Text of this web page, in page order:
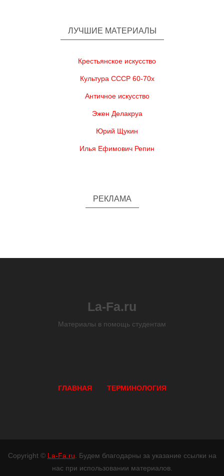
ЛУЧШИЕ МАТЕРИАЛЫ
Крестьянское искусство
Культура СССР 60-70х
Античное искусство
Эжен Делакруа
Юрий Щукин
Илья Ефимович Репин
РЕКЛАМА
La-Fa.ru
Материалы в помощь студентам
ГЛАВНАЯ ТЕРМИНОЛОГИЯ
Copyright © La-Fa.ru . Будем благодарны за указание ссылки на
нас при использовании материалов.